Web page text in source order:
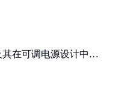
在可调电源设计中的